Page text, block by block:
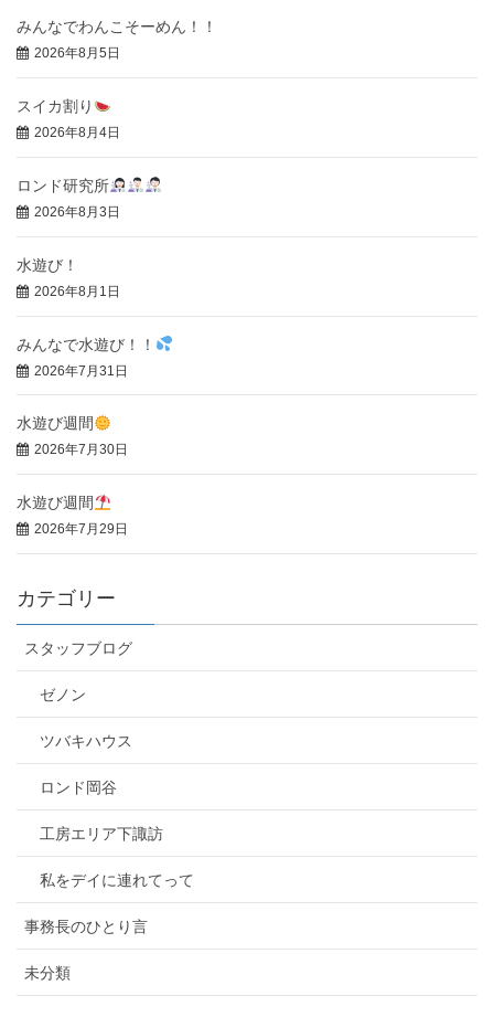
みんなでわんこそーめん！！
2026年8月5日
スイカ割り
2026年8月4日
ロンド研究所
2026年8月3日
水遊び！
2026年8月1日
みんなで水遊び！！
2026年7月31日
水遊び週間
2026年7月30日
水遊び週間
2026年7月29日
カテゴリー
スタッフブログ
ゼノン
ツバキハウス
ロンド岡谷
工房エリア下諏訪
私をデイに連れてって
事務長のひとり言
未分類